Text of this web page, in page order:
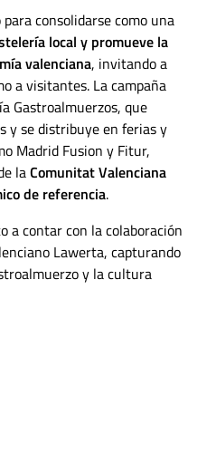
para consolidarse como una
local y promueve la
valenciana, invitando a
a visitantes. La campaña
Gastroalmuerzos, que
y se distribuye en ferias y
Madrid Fusion y Fitur,
laComunitat Valenciana
de referencia.
a contar con la colaboración
Lawerta, capturando
y la cultura